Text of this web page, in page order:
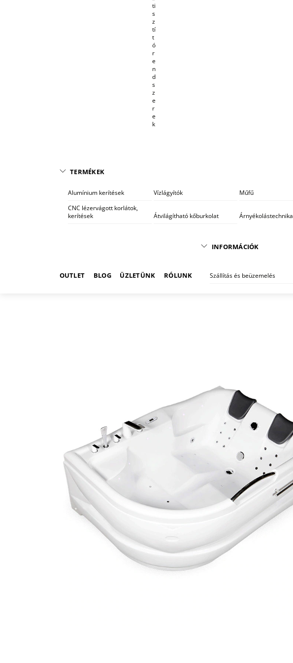
ti
s
z
tí
t
ó
r
e
n
d
s
z
e
r
e
k
TERMÉKEK
Alumínium kerítések Vízlágyítók Műfű
CNC lézervágott korlátok,
kerítések
Átvilágítható kőburkolat Árnyékolástechnika
OUTLET BLOG ÜZLETÜNK RÓLUNK
INFORMÁCIÓK
Szállítás és beüzemelés